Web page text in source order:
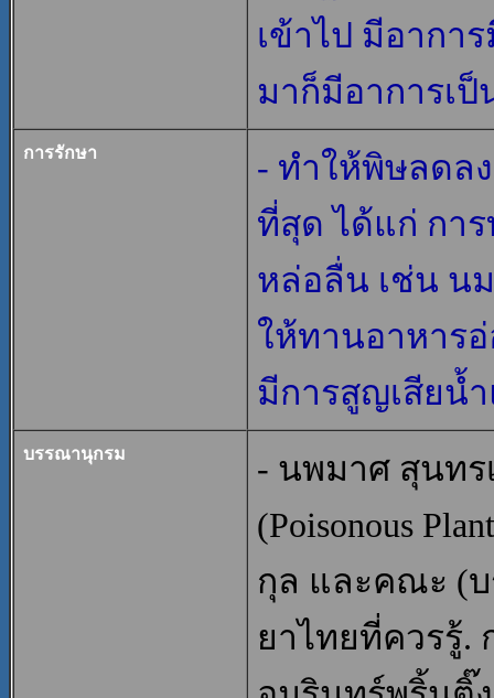
เข้าไป มีอากา
มาก็มีอาการเ
การรักษา
- ทำให้พิษลดล
ที่สุด ได้แก่ กา
หล่อลื่น เช่น น
ให้ทานอาหาร
มีการสูญเสียน้
บรรณานุกรม
- นพมาศ สุนท
(Poisonous
กุล และคณะ (
ยาไทยที่ควรรู้.